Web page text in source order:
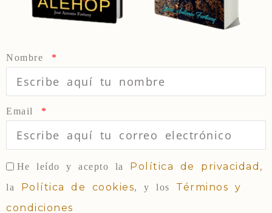
Nombre
Email
He leído y acepto la Política de privacidad,
la Política de cookies, y los Términos y
condiciones